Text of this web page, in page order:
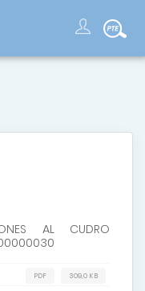
AL CUDRO
00000030
309,0 KB
PDF